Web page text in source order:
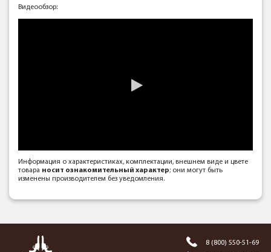
Видеообзор:
Информация о характеристиках, комплектации, внешнем виде и цвете
товара носит ознакомительный характер; они могут быть
изменены производителем без уведомления.
8 (800) 550-51-69